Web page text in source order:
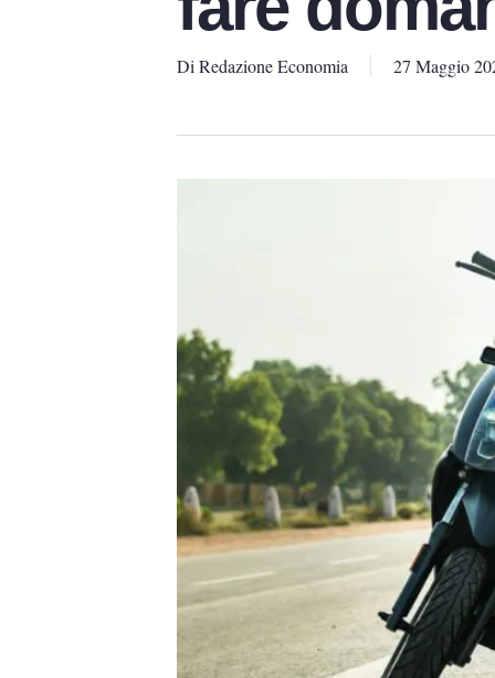
Di Redazione Economia 27 Maggio